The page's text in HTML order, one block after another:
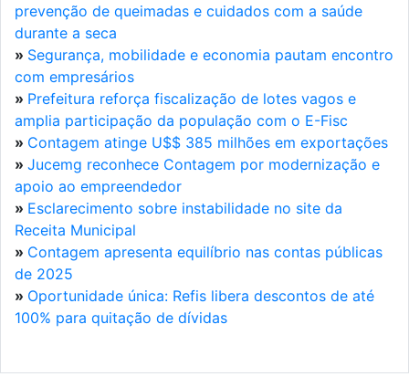
prevenção de queimadas e cuidados com a saúde
durante a seca
» Segurança, mobilidade e economia pautam encontro
com empresários
» Prefeitura reforça fiscalização de lotes vagos e
amplia participação da população com o E-Fisc
» Contagem atinge U$$ 385 milhões em exportações
» Jucemg reconhece Contagem por modernização e
apoio ao empreendedor
» Esclarecimento sobre instabilidade no site da
Receita Municipal
» Contagem apresenta equilíbrio nas contas públicas
de 2025
» Oportunidade única: Refis libera descontos de até
100% para quitação de dívidas